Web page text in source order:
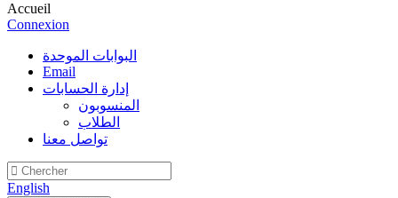
Accueil
Connexion
البوابات الموحدة
Email
إدارة الحسابات
المنسوبون
الطلاب
تواصل معنا
English